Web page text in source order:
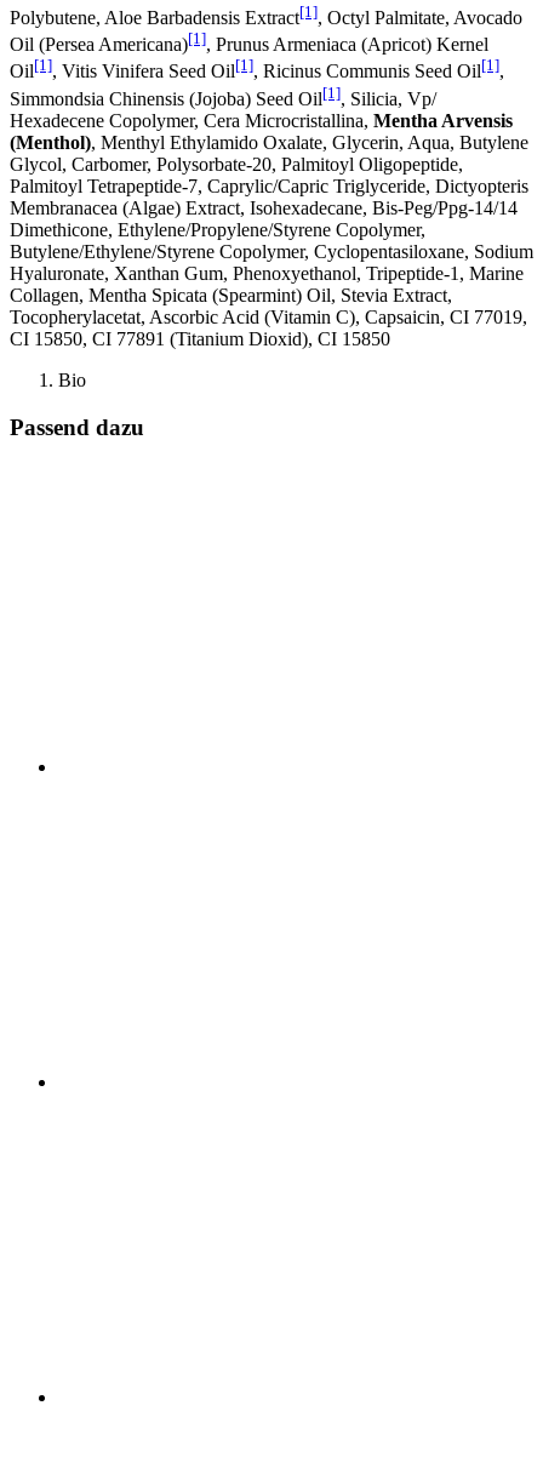
Polybutene, Aloe Barbadensis Extract[1], Octyl Palmitate, Avocado
Oil (Persea Americana)[1], Prunus Armeniaca (Apricot) Kernel
Oil[1], Vitis Vinifera Seed Oil[1], Ricinus Communis Seed Oil[1],
Simmondsia Chinensis (Jojoba) Seed Oil[1], Silicia, Vp/
Hexadecene Copolymer, Cera Microcristallina, Mentha Arvensis
(Menthol), Menthyl Ethylamido Oxalate, Glycerin, Aqua, Butylene
Glycol, Carbomer, Polysorbate-20, Palmitoyl Oligopeptide,
Palmitoyl Tetrapeptide-7, Caprylic/Capric Triglyceride, Dictyopteris
Membranacea (Algae) Extract, Isohexadecane, Bis-Peg/Ppg-14/14
Dimethicone, Ethylene/Propylene/Styrene Copolymer,
Butylene/Ethylene/Styrene Copolymer, Cyclopentasiloxane, Sodium
Hyaluronate, Xanthan Gum, Phenoxyethanol, Tripeptide-1, Marine
Collagen, Mentha Spicata (Spearmint) Oil, Stevia Extract,
Tocopherylacetat, Ascorbic Acid (Vitamin C), Capsaicin, CI 77019,
CI 15850, CI 77891 (Titanium Dioxid), CI 15850
Bio
Passend dazu